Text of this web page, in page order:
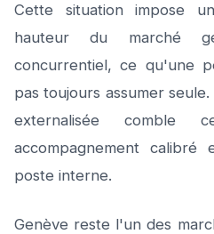
Cette situation impose
hauteur du marché
concurrentiel, ce qu'une
pas toujours assumer
externalisée
accompagnement
poste interne.
Genève reste l'un des